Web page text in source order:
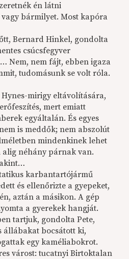
én látni
bármilyet. Most kapóra
Bernard Hinkel, gondolta
csúcsfegyver
Nem, nem fájt, ebben igaza
tudomásunk se volt róla.
mirigy eltávolítására,
mert emiatt
egyáltalán. És egyes
is meddők; nem abszolút
mindenkinek lehet
alig néhány párnak van.
karbantartójármű
és ellenőrizte a gyepeket,
aztán a másikon. A gép
a gyerekek hangját.
tartjuk, gondolta Pete,
állábakat bocsátott ki,
egy kaméliabokrot.
várost: tucatnyi Birtoktalan